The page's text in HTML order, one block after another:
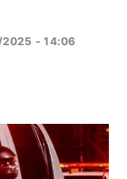
- 14:06